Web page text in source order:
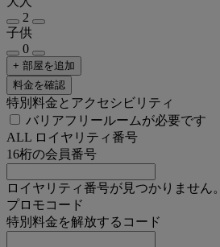
2
子供
0
+ 部屋を追加
料金を確認
特別料金とアクセシビリティ
バリアフリールームが必要です
ALL ロイヤリティ番号
16桁の会員番号
ロイヤリティ番号が見つかりません。
プロモコード
特別料金を解放するコード